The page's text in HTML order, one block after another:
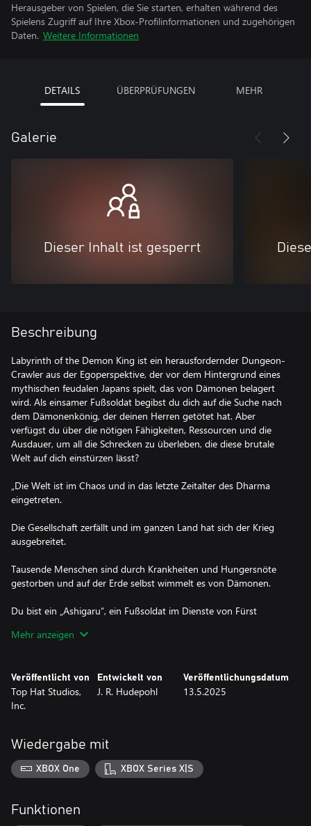
Herausgeber von Spielen, die Sie starten, erhalten während des
Spielens Zugriff auf Ihre Xbox-Profilinformationen und zugehörigen
Daten. Weitere Informationen
DETAILS ÜBERPRÜFUNGEN MEHR
Galerie
Dieser Inhalt ist gesperrt
Beschreibung
Labyrinth of the Demon King ist ein herausfordernder Dungeon-
Crawler aus der Egoperspektive, der vor dem Hintergrund eines
mythischen feudalen Japans spielt, das von Dämonen belagert
wird. Als einsamer Fußsoldat begibst du dich auf die Suche nach
dem Dämonenkönig, der deinen Herren getötet hat. Aber
verfügst du über die nötigen Fähigkeiten, Ressourcen und die
Ausdauer, um all die Schrecken zu überleben, die diese brutale
Welt auf dich einstürzen lässt?
„Die Welt ist im Chaos und in das letzte Zeitalter des Dharma
eingetreten.
Die Gesellschaft zerfällt und im ganzen Land hat sich der Krieg
ausgebreitet.
Tausende Menschen sind durch Krankheiten und Hungersnöte
gestorben und auf der Erde selbst wimmelt es von Dämonen.
Du bist ein „Ashigaru“, ein Fußsoldat im Dienste von Fürst
Gegen deinen Willen opferte dein Herr sein Leben, um dir bei der
Flucht aus der Schlacht zu helfen.
hat, aufzuspüren und zu besiegen.
Du nimmst deinen möglicherweise letzten Atemzug auf dieser
sterblichen Ebene und bereitest dich darauf vor, …
das Labyrinth des Dämonenkönigs zu betreten!“
Mehr anzeigen
Veröffentlicht von
Top Hat Studios,
Inc.
Entwickelt von
J. R. Hudepohl
Veröffentlichungsdatum
13.5.2025
Wiedergabe mit
XBOX One XBOX Series X|S
Funktionen